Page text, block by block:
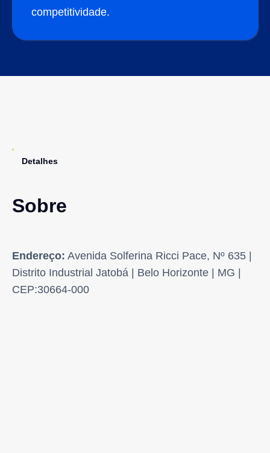
competitividade.
Detalhes
Sobre
Endereço: Avenida Solferina Ricci Pace, Nº 635 |
Distrito Industrial Jatobá | Belo Horizonte | MG |
CEP:30664-000